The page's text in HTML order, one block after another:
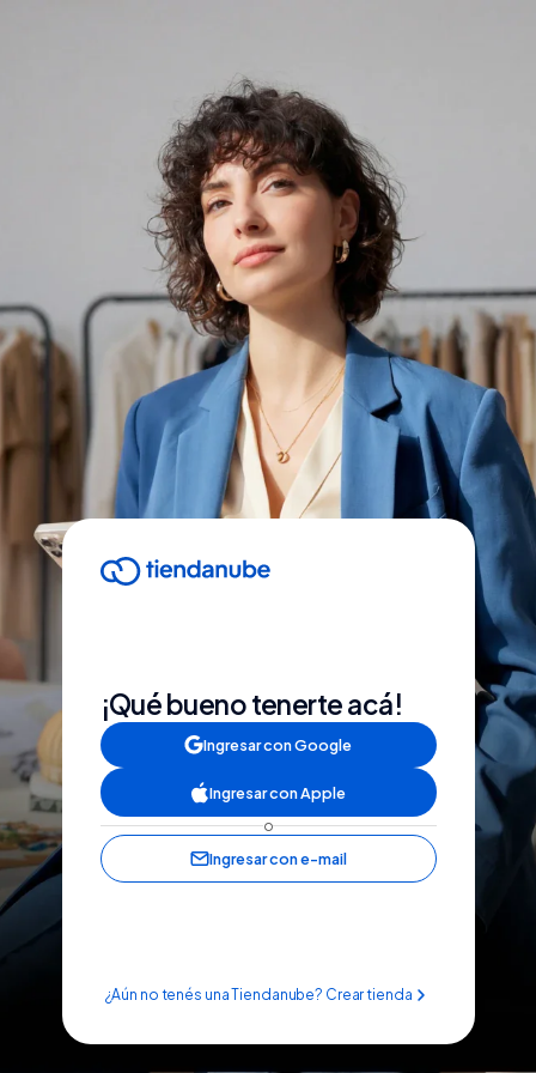
¡Qué bueno tenerte acá!
Ingresar con Google
Ingresar con Apple
o
Ingresar con e-mail
¿Aún no tenés una Tiendanube? Crear tienda